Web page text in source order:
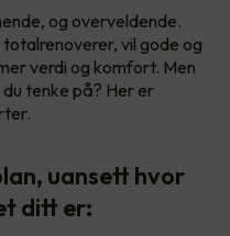
og overveldende.
vil gode og
verdi og komfort. Men
tenke på? Her er
uansett hvor
ditt er: